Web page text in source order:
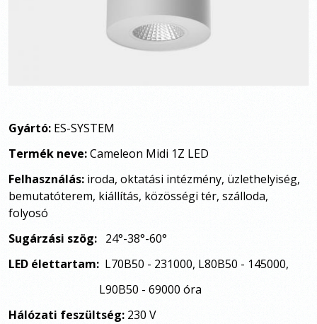
Gyártó: ES-SYSTEM
Termék neve:Cameleon Midi 1Z LED
Felhasználás: iroda, oktatási intézmény, üzlethelyiség,
bemutatóterem, kiállítás, közösségi tér, szálloda,
folyosó
Sugárzási szög: 24°-38°-60°
LED élettartam: L70B50 - 231000, L80B50 - 145000,
L90B50 - 69000 óra
Hálózati feszültség: 230 V